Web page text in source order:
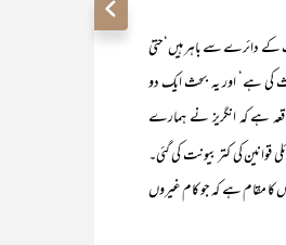
کے دائرے سے باہر ہیں‘حتیٰ
کی ہے‘ اور یہ بحث ایک دو
ہے کہ انگریز نے ہمارے
قوانین کی کتر بیونت کی گئی۔
کا مقام ہے کہ جو کام غیروں